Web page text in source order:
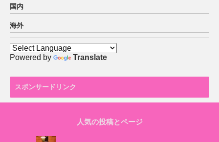
国内
海外
Powered by Translate
スポンサードリンク
人気の投稿とページ